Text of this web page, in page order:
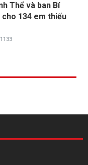
Thể và ban Bí
134 em thiếu